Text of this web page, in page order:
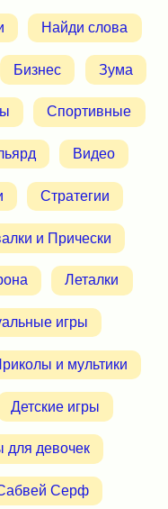
Найди слова
Бизнес Зума
Спортивные
Видео
Стратегии
и Прически
Леталки
игры
и мультики
Детские игры
для девочек
Серф